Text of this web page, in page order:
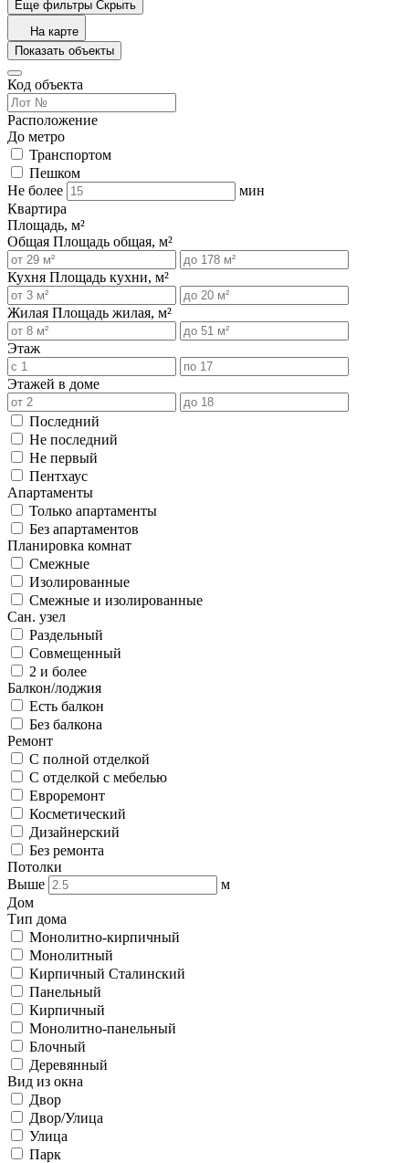
Еще фильтры Скрыть
На карте
Показать объекты
Код объекта
Расположение
До метро
Транспортом
Пешком
Не более
мин
Квартира
Площадь, м²
Общая Площадь общая, м²
Кухня Площадь кухни, м²
Жилая Площадь жилая, м²
Этаж
Этажей в доме
Последний
Не последний
Не первый
Пентхаус
Апартаменты
Только апартаменты
Без апартаментов
Планировка комнат
Смежные
Изолированные
Смежные и изолированные
Сан. узел
Раздельный
Совмещенный
2 и более
Балкон/лоджия
Есть балкон
Без балкона
Ремонт
С полной отделкой
С отделкой с мебелью
Евроремонт
Косметический
Дизайнерский
Без ремонта
Потолки
Выше
м
Дом
Тип дома
Монолитно-кирпичный
Монолитный
Кирпичный Сталинский
Панельный
Кирпичный
Монолитно-панельный
Блочный
Деревянный
Вид из окна
Двор
Двор/Улица
Улица
Парк